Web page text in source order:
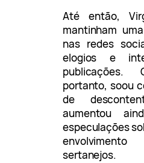
Até então,
mantinham
nas redes
elogios e
publicações.
portanto, soou
de
aumentou
especulações
sertanejos.